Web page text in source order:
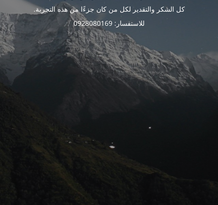
كل الشكر والتقدير لكل من كان جزءًا من هذه التجربة.
للاستفسار: 0928080169